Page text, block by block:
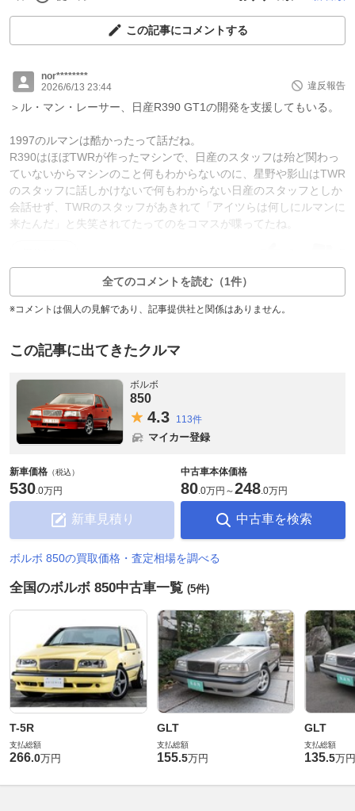
この記事にコメントする
nor********
2026/6/13 23:44
違反報告
＞ル・マン・レーサー、日産R390 GT1の開発を支援してもいる。
1997のルマンは酷かったって話だね。
R390はほぼTWRが作ったマシンで、日産のスタッフは殆ど関わっ
ていないからマシンのこと何もわからないのに、星野や影山はTWR
のスタッフに話しかけないで何もわからない日産のスタッフとしか
会話せず、TWRのスタッフがあきれて「アイツらは何しにルマンに
来たんだ」と失笑されてたってのをコマスが喋ってたね。
全てのコメントを読む（1件）
※コメントは個人の見解であり、記事提供社と関係はありません。
この記事に出てきたクルマ
ボルボ
850
4.3 113件
マイカー登録
新車価格 （税込）
530.0万円
新車見積り
中古車本体価格
80.0万円 ～248.0万円
中古車を検索
ボルボ 850の買取価格・査定相場を調べる
全国のボルボ 850中古車一覧 (5件)
T-5R
支払総額
266.0万円
GLT
支払総額
155.5万円
GLT
支払総額
135.5万円